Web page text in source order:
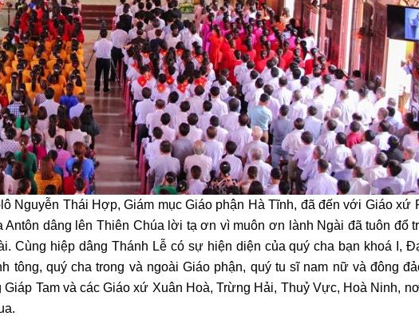
Nguyễn Thái Hợp, Giám mục Giáo phận Hà Tĩnh, đã đến với Giáo xứ
dâng lên Thiên Chúa lời tạ ơn vì muôn ơn lành Ngài đã tuôn đổ
Cùng hiệp dâng Thánh Lễ có sự hiện diện của quý cha bạn khoá I,
tông, quý cha trong và ngoài Giáo phận, quý tu sĩ nam nữ và đông
Tam và các Giáo xứ Xuân Hoà, Trừng Hải, Thuỷ Vực, Hoà Ninh,